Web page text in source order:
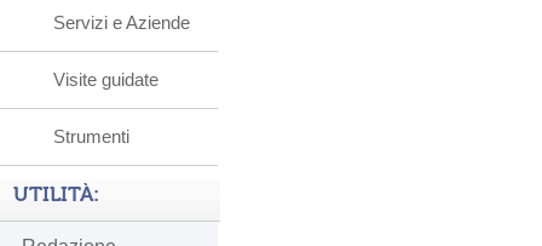
Servizi e Aziende
Visite guidate
Strumenti
UTILITÀ: